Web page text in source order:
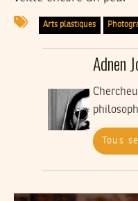
Arts plastiques
Adnen
Tous